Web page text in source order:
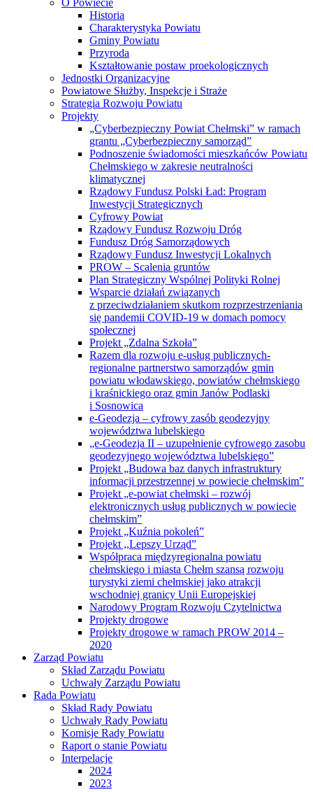
Kształtowanie postaw proekologicznych
Jednostki Organizacyjne
Powiatowe Służby, Inspekcje i Straże
Strategia Rozwoju Powiatu
Projekty
„Cyberbezpieczny Powiat Chełmski” w ramach
grantu „Cyberbezpieczny samorząd”
Podnoszenie świadomości mieszkańców Powiatu
Chełmskiego w zakresie neutralności
klimatycznej
Rządowy Fundusz Polski Ład: Program
Inwestycji Strategicznych
Cyfrowy Powiat
Rządowy Fundusz Rozwoju Dróg
Fundusz Dróg Samorządowych
Rządowy Fundusz Inwestycji Lokalnych
PROW – Scalenia gruntów
Plan Strategiczny Wspólnej Polityki Rolnej
Wsparcie działań związanych
z przeciwdziałaniem skutkom rozprzestrzeniania
się pandemii COVID-19 w domach pomocy
społecznej
Projekt „Zdalna Szkoła”
Razem dla rozwoju e-usług publicznych-
regionalne partnerstwo samorządów gmin
powiatu włodawskiego, powiatów chełmskiego
i kraśnickiego oraz gmin Janów Podlaski
i Sosnowica
e-Geodezja – cyfrowy zasób geodezyjny
województwa lubelskiego
„e-Geodezja II – uzupełnienie cyfrowego zasobu
geodezyjnego województwa lubelskiego”
Projekt „Budowa baz danych infrastruktury
informacji przestrzennej w powiecie chełmskim”
Projekt „e-powiat chełmski – rozwój
elektronicznych usług publicznych w powiecie
chełmskim”
Projekt „Kuźnia pokoleń”
Projekt ,,Lepszy Urząd”
Współpraca międzyregionalna powiatu
chełmskiego i miasta Chełm szansą rozwoju
turystyki ziemi chełmskiej jako atrakcji
wschodniej granicy Unii Europejskiej
Narodowy Program Rozwoju Czytelnictwa
Projekty drogowe
Projekty drogowe w ramach PROW 2014 –
2020
Zarząd Powiatu
Skład Zarządu Powiatu
Uchwały Zarządu Powiatu
Rada Powiatu
Skład Rady Powiatu
Uchwały Rady Powiatu
Komisje Rady Powiatu
Raport o stanie Powiatu
Interpelacje
2024
2023
2022
2021
2020
2019